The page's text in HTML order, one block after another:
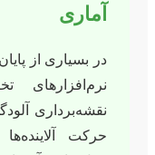
آماری
در بسیاری از